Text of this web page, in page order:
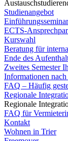
Studienangebot
Einführungsseminar
ECTS-
Kurswahl
Beratung für
Ende des
Zweites Semester
Informationen
FAQ – Häufig
Regionale
Regionale
FAQ für
Kontakt
Wohnen in Trier